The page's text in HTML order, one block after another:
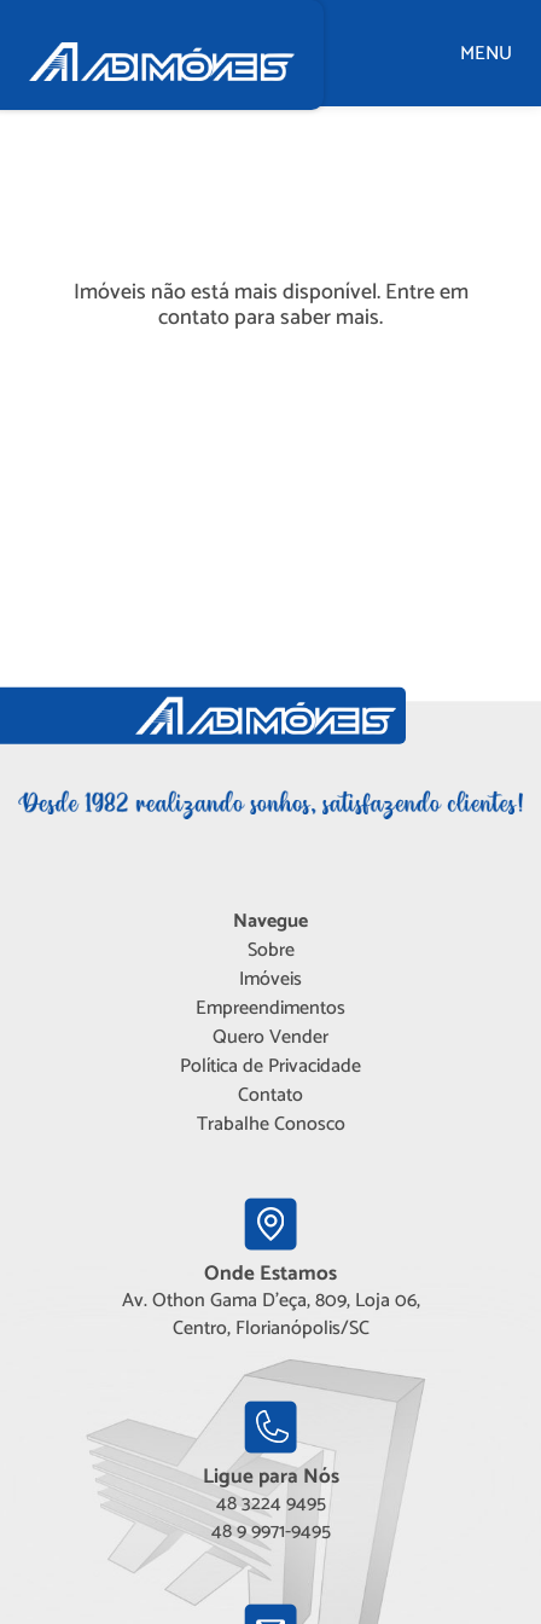
MENU
Imóveis não está mais disponível. Entre em
contato para saber mais.
Navegue
Sobre
Imóveis
Empreendimentos
Quero Vender
Política de Privacidade
Contato
Trabalhe Conosco
Onde Estamos
Av. Othon Gama D'eça, 809, Loja 06,
Centro, Florianópolis/SC
Ligue para Nós
48 3224 9495
48 9 9971-9495